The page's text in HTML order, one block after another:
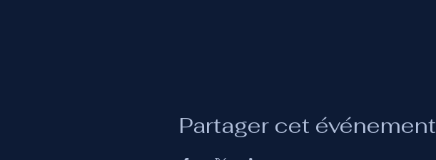
Partager cet événement